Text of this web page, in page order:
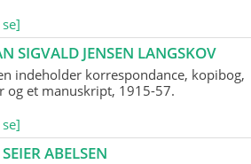
SIGVALD JENSEN LANGSKOV
indeholder korrespondance, kopibog,
og et manuskript, 1915-57.
ABELSEN